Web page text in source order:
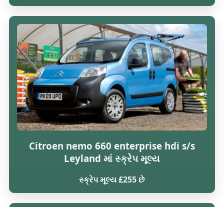
Citroen nemo 660 enterprise hdi s/s
Leyland માં સ્ક્રેપ મૂલ્ય
સ્ક્રેપ મૂલ્ય £255 છે